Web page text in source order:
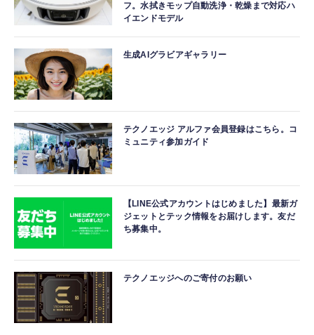
フ。水拭きモップ自動洗浄・乾燥まで対応ハ
イエンドモデル
生成AIグラビアギャラリー
テクノエッジ アルファ会員登録はこちら。コ
ミュニティ参加ガイド
【LINE公式アカウントはじめました】最新ガ
ジェットとテック情報をお届けします。友だ
ち募集中。
テクノエッジへのご寄付のお願い